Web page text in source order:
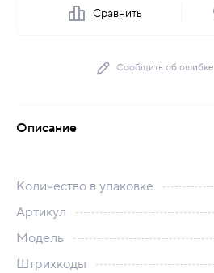
Сравнить
Сообщить об ошибке
Описание
Количество в упаковке
Артикул
Модель
Штрихкоды